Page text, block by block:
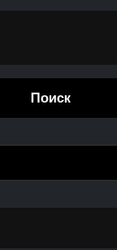
Поиск